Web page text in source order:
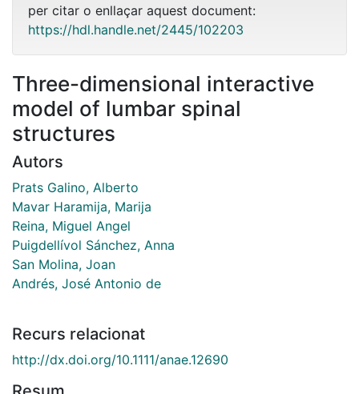
per citar o enllaçar aquest document:
https://hdl.handle.net/2445/102203
Three-dimensional interactive
model of lumbar spinal
structures
Autors
Prats Galino, Alberto
Mavar Haramija, Marija
Reina, Miguel Angel
Puigdellívol Sánchez, Anna
San Molina, Joan
Andrés, José Antonio de
Recurs relacionat
http://dx.doi.org/10.1111/anae.12690